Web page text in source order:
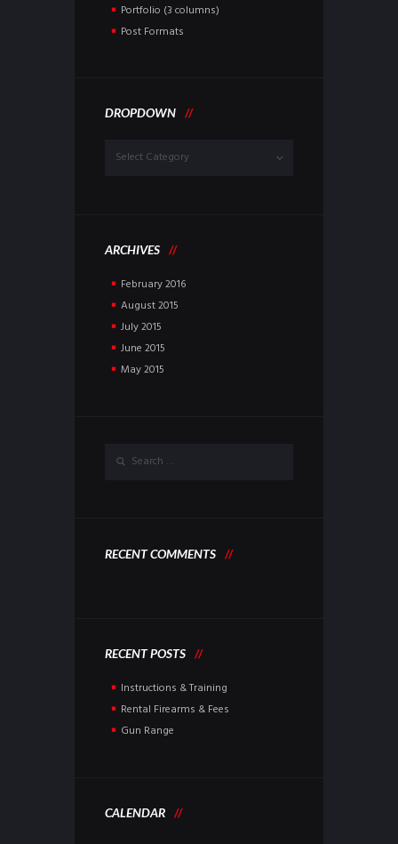
Portfolio (3 columns)
Post Formats
DROPDOWN
ARCHIVES
February2016
August2015
July2015
June 2015
May2015
RECENT COMMENTS
RECENT POSTS
Instructions & Training
Rental Firearms & Fees
Gun Range
CALENDAR